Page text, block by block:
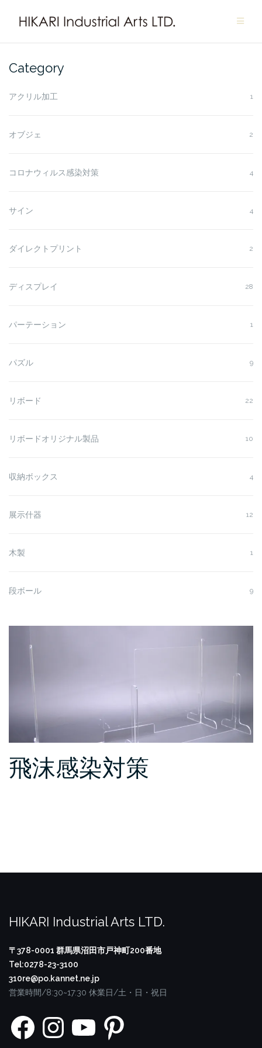
Category
アクリル加工 1
オブジェ 2
コロナウィルス感染対策 4
サイン 4
ダイレクトプリント 2
ディスプレイ 28
パーテーション 1
パズル 9
リボード 22
リボードオリジナル製品 10
収納ボックス 4
展示什器 12
木製 1
段ボール 9
飛沫感染対策
HIKARI Industrial Arts LTD.
〒378-0001 群馬県沼田市戸神町200番地
Tel:0278-23-3100
310re@po.kannet.ne.jp
営業時間/8:30~17:30 休業日/土・日・祝日
FacebookInstagramYouTube Pinterest